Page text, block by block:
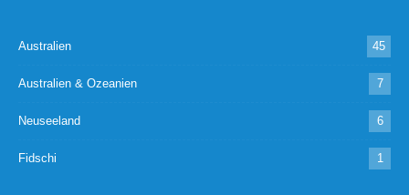
Australien 45
Australien & Ozeanien 7
Neuseeland 6
Fidschi 1